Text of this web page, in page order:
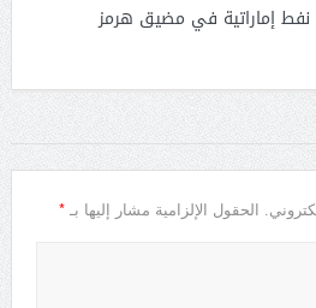
إماراتية في مضيق هرمز
الحقول الإلزامية مشار إليها بـ *